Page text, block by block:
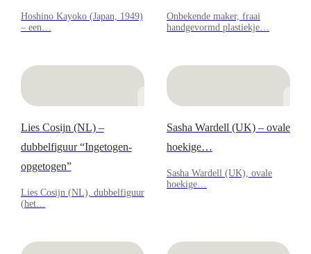
Hoshino Kayoko (Japan, 1949)
– een…
Onbekende maker, fraai
handgevormd plastiekje…
Lies Cosijn (NL) –
dubbelfiguur “Ingetogen-
opgetogen”
Lies Cosijn (NL), dubbelfiguur
(het…
Sasha Wardell (UK) – ovale
hoekige…
Sasha Wardell (UK), ovale
hoekige…